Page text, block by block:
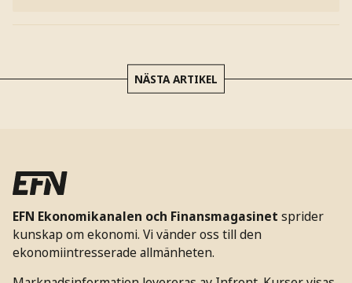
NÄSTA ARTIKEL
EFN Ekonomikanalen och Finansmagasinet sprider
kunskap om ekonomi. Vi vänder oss till den
ekonomiintresserade allmänheten.